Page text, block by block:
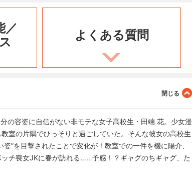
／
よくある質問
容姿に自信がない非モテな女子高校生・田端 花。少女漫
室の片隅でひっそりと過ごしていた。そんな彼女の高校生
”を目撃されたことで変化が！教室での一件を機に陽介、
チ喪女JKに春が訪れる……予感！？ギャグのちギャグ、た